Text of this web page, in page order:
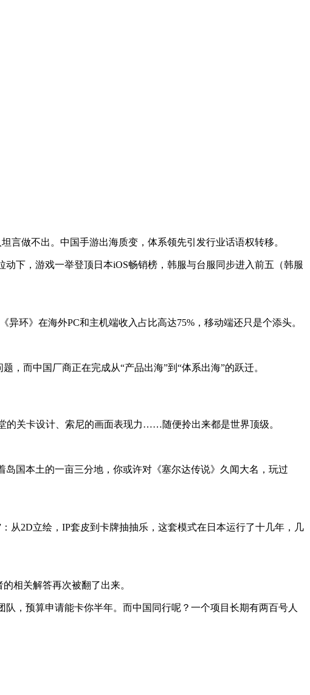
言做不出。中国手游出海质变，体系领先引发行业话语权转移。
下，游戏一举登顶日本iOS畅销榜，韩服与台服同步进入前五 （韩服
《异环》 在海外PC和主机端收入占比高达75%，移动端还只是个添头。
，而中国厂商正在完成从“产品出海”到“体系出海”的跃迁。
的关卡设计、索尼的画面表现力……随便拎出来都是世界顶级。
岛国本土的一亩三分地 ， 你或许对《塞尔达传说》久闻大名，玩过
从2D立绘 ， IP套皮到 卡牌抽抽乐，这套模式在日本运行了十几年，几
的相关解答再次被翻了出来。
，预算申请能卡你半年。而中国同行呢？一个项目长期有两百号人